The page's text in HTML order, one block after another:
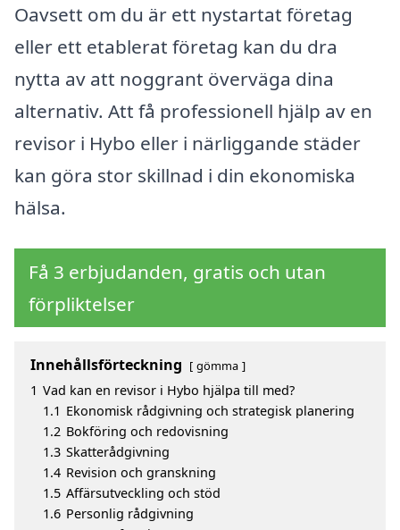
Oavsett om du är ett nystartat företag
eller ett etablerat företag kan du dra
nytta av att noggrant överväga dina
alternativ. Att få professionell hjälp av en
revisor i Hybo eller i närliggande städer
kan göra stor skillnad i din ekonomiska
hälsa.
Få 3 erbjudanden, gratis och utan
förpliktelser
Innehållsförteckning gömma
1 Vad kan en revisor i Hybo hjälpa till med?
1.1 Ekonomisk rådgivning och strategisk planering
1.2 Bokföring och redovisning
1.3 Skatterådgivning
1.4 Revision och granskning
1.5 Affärsutveckling och stöd
1.6 Personlig rådgivning